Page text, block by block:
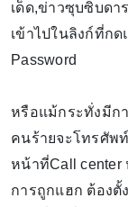
เด็ด,ข่าวซุบซิบด
เข้าไปในลิงก์ที่ก
Password
หรือแม้กระทั่งมีกา
คนร้ายจะโทรศัพ
หน้าที่Call center
การถูกแฮก ต้องตั้